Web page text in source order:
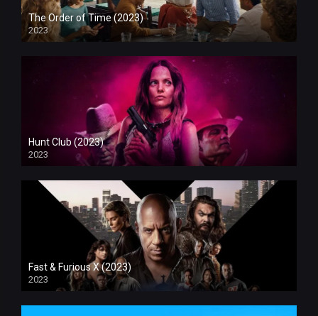
The Order of Time (2023)
2023
Hunt Club (2023)
2023
Fast & Furious X (2023)
2023